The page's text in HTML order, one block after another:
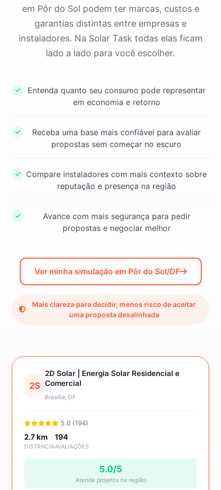
2S
2D Solar | Energia Solar Residencial e
Comercial
Brasília, DF
5.0 (194)
2.7 km
DISTÂNCIA
194
AVALIAÇÕES
5.0/5
Atende projetos na região
em Pôr do Sol podem ter marcas, custos e
garantias distintas entre empresas e
instaladores. Na Solar Task todas elas ficam
lado a lado para você escolher.
Entenda quanto seu consumo pode representar
em economia e retorno
Receba uma base mais confiável para avaliar
propostas sem começar no escuro
Compare instaladores com mais contexto sobre
reputação e presença na região
Avance com mais segurança para pedir
propostas e negociar melhor
Ver minha simulação em Pôr do Sol/DF
Mais clareza para decidir, menos risco de aceitar
uma proposta desalinhada